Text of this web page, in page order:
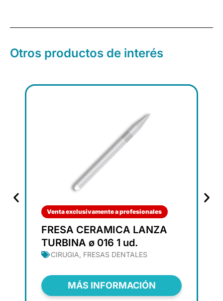
Otros productos de interés
Venta exclusivamente a profesionales
FRESA CERAMICA LANZA
TURBINA ø 016 1 ud.
CIRUGIA FRESAS DENTALES
MÁS INFORMACIÓN